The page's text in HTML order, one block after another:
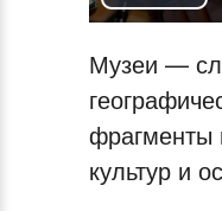
Музеи —
фрагменты
культур и